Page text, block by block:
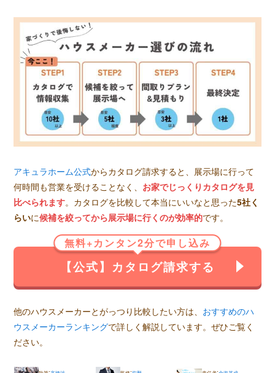
アキュラホーム公式からカタログ請求すると、展示場に行って
何時間も営業を受けることなく、 お家でじっくりカタログを見
比べられます。カタログを比較して本当にいいなと思った5社く
らいに候補を絞ってから展示場に行くのが効率的です。
無料+カンタン2分で申し込み
【公式】カタログ請求する
他のハウスメーカーとがっつり比較したい方は、 おすすめのハ
ウスメーカーランキングで詳しく解説しています。ぜひご覧く
ださい。